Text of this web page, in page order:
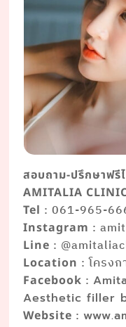
สอบถาม-ปรึกษาฟรี
AMITALIA
Tel : 061-965-
Instagram :
Line :
Location : โครง
Facebook :
Aesthetic filler
Website :